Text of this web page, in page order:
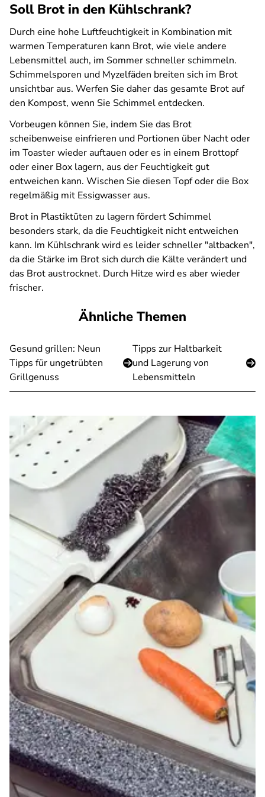
Soll Brot in den Kühlschrank?
Durch eine hohe Luftfeuchtigkeit in Kombination mit
warmen Temperaturen kann Brot, wie viele andere
Lebensmittel auch, im Sommer schneller schimmeln.
Schimmelsporen und Myzelfäden breiten sich im Brot
unsichtbar aus. Werfen Sie daher das gesamte Brot auf
den Kompost, wenn Sie Schimmel entdecken.
Vorbeugen können Sie, indem Sie das Brot
scheibenweise einfrieren und Portionen über Nacht oder
im Toaster wieder auftauen oder es in einem Brottopf
oder einer Box lagern, aus der Feuchtigkeit gut
entweichen kann. Wischen Sie diesen Topf oder die Box
regelmäßig mit Essigwasser aus.
Brot in Plastiktüten zu lagern fördert Schimmel
besonders stark, da die Feuchtigkeit nicht entweichen
kann. Im Kühlschrank wird es leider schneller "altbacken",
da die Stärke im Brot sich durch die Kälte verändert und
das Brot austrocknet. Durch Hitze wird es aber wieder
frischer.
Ähnliche Themen
Gesund grillen: Neun
Tipps für ungetrübten
Grillgenuss
Tipps zur Haltbarkeit
und Lagerung von
Lebensmitteln